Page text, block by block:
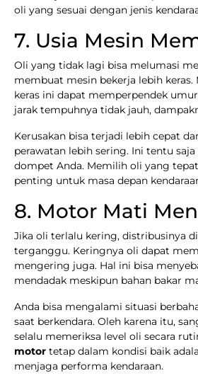
oli yang sesuai dengan jenis
7. Usia Mesin
Oli yang tidak lagi bisa melumasi
membuat mesin bekerja lebih keras.
keras ini dapat memperpendek
jarak tempuhnya tidak jauh,
Kerusakan bisa terjadi lebih cepat
perawatan lebih sering. Ini tentu
dompet Anda. Memilih oli yang
penting untuk masa depan
8. Motor Mati
Jika oli terlalu kering, distribusinya
terganggu. Keringnya oli dapat
mengering juga. Hal ini bisa
mendadak meskipun bahan bakar
Anda bisa mengalami situasi
saat berkendara. Oleh karena itu,
selalu memeriksa level oli secara
motor tetap dalam kondisi baik
menjaga performa kendaraan.